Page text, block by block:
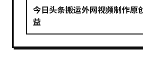
今日头条搬运外网视频制作原
益